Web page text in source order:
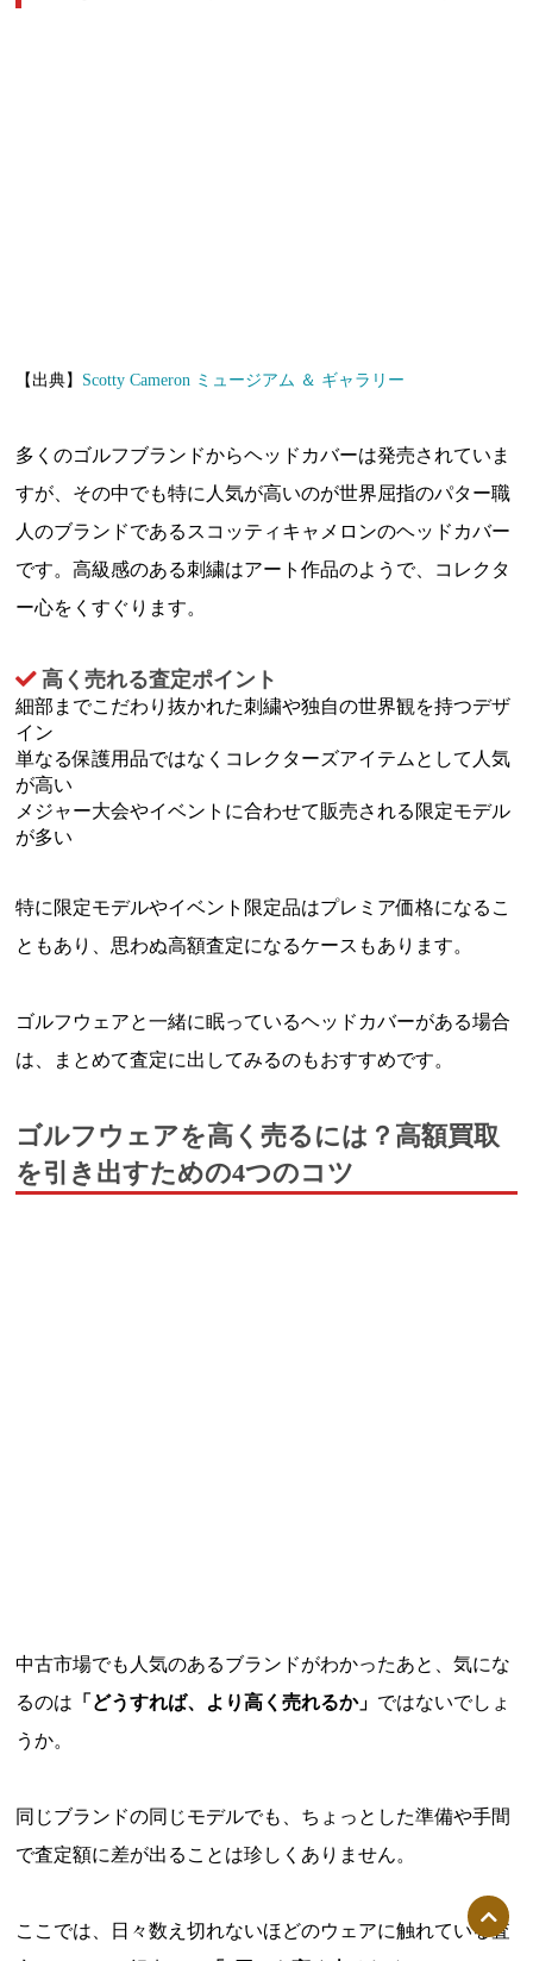
【出典】 Scotty Cameron ミュージアム ＆ ギャラリー
多くのゴルフブランドからヘッドカバーは発売されていま
すが、その中でも特に人気が高いのが世界屈指のパター職
人のブランドであるスコッティキャメロンのヘッドカバー
です。高級感のある刺繍はアート作品のようで、コレクタ
ー心をくすぐります。
高く売れる査定ポイント
細部までこだわり抜かれた刺繍や独自の世界観を持つデザ
イン
単なる保護用品ではなくコレクターズアイテムとして人気
が高い
メジャー大会やイベントに合わせて販売される限定モデル
が多い
特に限定モデルやイベント限定品はプレミア価格になるこ
ともあり、思わぬ高額査定になるケースもあります。
ゴルフウェアと一緒に眠っているヘッドカバーがある場合
は、まとめて査定に出してみるのもおすすめです。
ゴルフウェアを高く売るには？高額買取
を引き出すための4つのコツ
中古市場でも人気のあるブランドがわかったあと、気にな
るのは 「どうすれば、より高く売れるか」 ではないでしょ
うか。
同じブランドの同じモデルでも、ちょっとした準備や手間
で査定額に差が出ることは珍しくありません。
ここでは、日々数え切れないほどのウェアに触れている査